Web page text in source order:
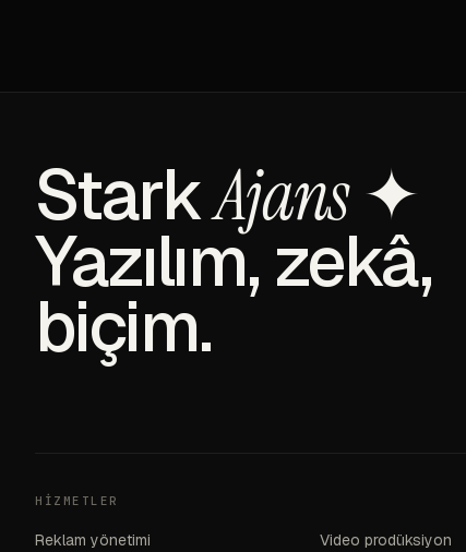
StarkAjans✦
Yazılım, zekâ,
biçim.
HIZMETLER
Reklam yönetimi Video prodüksiyon